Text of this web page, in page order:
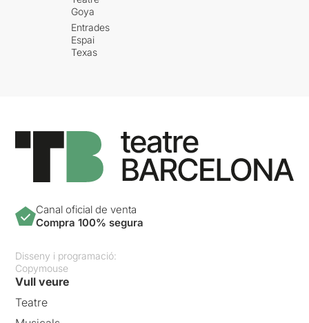
Goya
Entrades
Espai
Texas
Canal oficial de venta
Compra 100% segura
Disseny i programació:
Copymouse
Vull veure
Teatre